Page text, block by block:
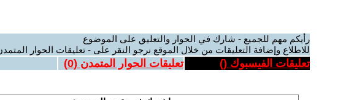
رأيكم مهم للجميع - شارك في الحوار والتعليق على الموضوع
للاطلاع وإضافة التعليقات من خلال الموقع نرجو النقر على - تعليقات الحوار
تعليقات الفيسبوك () تعليقات الحوار المتمدن (0
)